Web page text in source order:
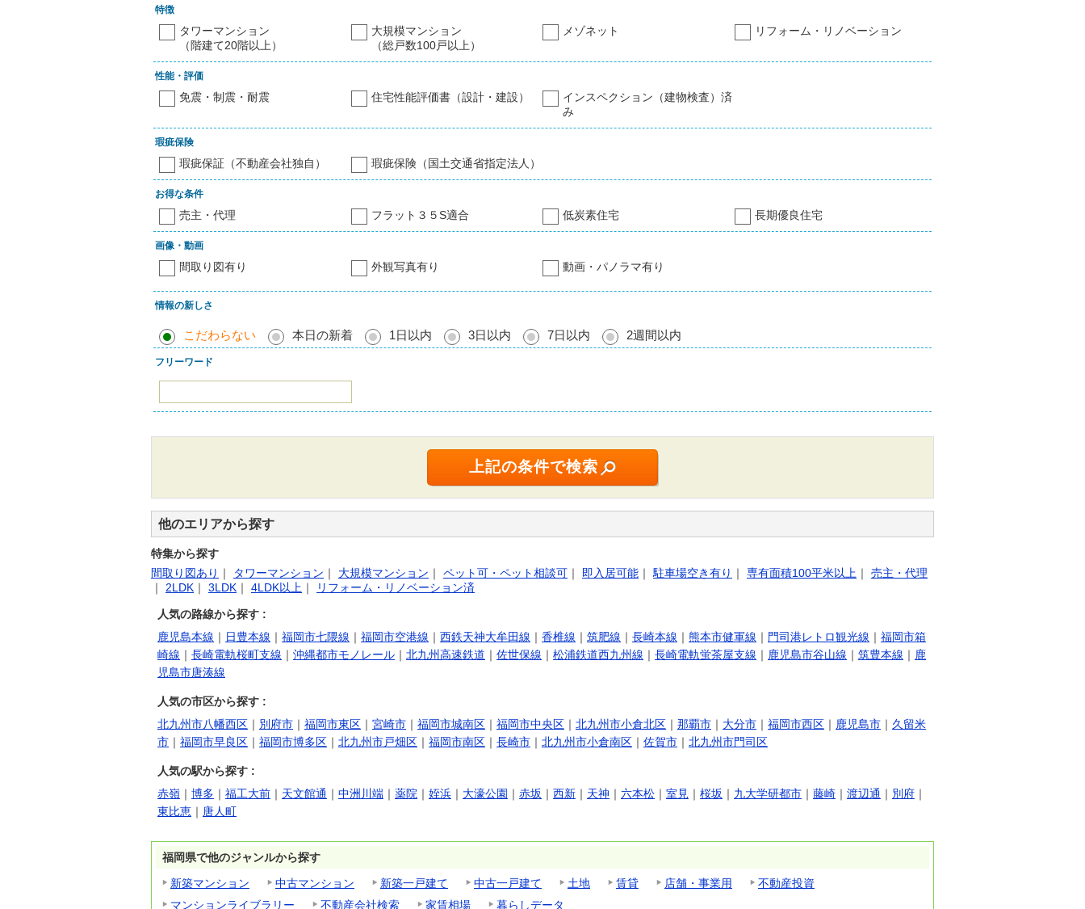
特徴
タワーマンション
（階建て20階以上）
大規模マンション
（総戸数100戸以上）
メゾネット リフォーム・リノベーション
性能・評価
免震・制震・耐震 住宅性能評価書（設計・建設）
インスペクション（建物検査）済
み
瑕疵保険
瑕疵保証（不動産会社独自） 瑕疵保険（国土交通省指定法人）
お得な条件
売主・代理 フラット３５S適合 低炭素住宅 長期優良住宅
画像・動画
間取り図有り 外観写真有り 動画・パノラマ有り
情報の新しさ
こだわらない 本日の新着 1日以内 3日以内 7日以内 2週間以内
フリーワード
他のエリアから探す
特集から探す
間取り図あり ｜ タワーマンション ｜ 大規模マンション ｜ ペット可・ペット相談可 ｜ 即入居可能 ｜ 駐車場空き有り ｜ 専有面積100平米以上 ｜ 売主・代理
｜ 2LDK ｜ 3LDK ｜ 4LDK以上 ｜ リフォーム・リノベーション済
人気の路線から探す :
鹿児島本線 ｜ 日豊本線 ｜ 福岡市七隈線 ｜ 福岡市空港線 ｜ 西鉄天神大牟田線 ｜ 香椎線 ｜ 筑肥線 ｜ 長崎本線 ｜ 熊本市健軍線 ｜ 門司港レトロ観光線 ｜ 福岡市箱
崎線 ｜ 長崎電軌桜町支線 ｜ 沖縄都市モノレール ｜ 北九州高速鉄道 ｜ 佐世保線 ｜ 松浦鉄道西九州線 ｜ 長崎電軌蛍茶屋支線 ｜ 鹿児島市谷山線 ｜ 筑豊本線 ｜ 鹿
児島市唐湊線
人気の市区から探す :
北九州市八幡西区 ｜ 別府市 ｜ 福岡市東区 ｜ 宮崎市 ｜ 福岡市城南区 ｜ 福岡市中央区 ｜ 北九州市小倉北区 ｜ 那覇市 ｜ 大分市 ｜ 福岡市西区 ｜ 鹿児島市 ｜ 久留米
市 ｜ 福岡市早良区 ｜ 福岡市博多区 ｜ 北九州市戸畑区 ｜ 福岡市南区 ｜ 長崎市 ｜ 北九州市小倉南区 ｜ 佐賀市 ｜ 北九州市門司区
人気の駅から探す :
赤嶺 ｜ 博多 ｜ 福工大前 ｜ 天文館通 ｜ 中洲川端 ｜ 薬院 ｜ 姪浜 ｜ 大濠公園 ｜ 赤坂 ｜ 西新 ｜ 天神 ｜ 六本松 ｜ 室見 ｜ 桜坂 ｜ 九大学研都市 ｜ 藤崎 ｜ 渡辺通 ｜ 別府 ｜
東比恵 ｜ 唐人町
福岡県で他のジャンルから探す
新築マンション
中古マンション 新築一戸建て 中古一戸建て 土地 賃貸 店舗・事業用
不動産投資
マンションライブラリー
不動産会社検索 家賃相場 暮らしデータ